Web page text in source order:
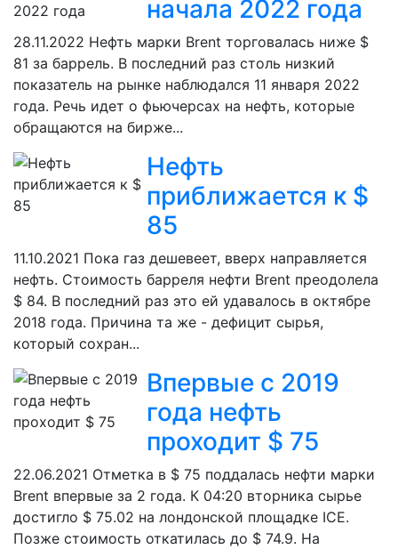
начала 2022 года
28.11.2022 Нефть марки Brent торговалась ниже $
81 за баррель. В последний раз столь низкий
показатель на рынке наблюдался 11 января 2022
года. Речь идет о фьючерсах на нефть, которые
обращаются на бирже...
Нефть
приближается к $
85
11.10.2021 Пока газ дешевеет, вверх направляется
нефть. Стоимость барреля нефти Brent преодолела
$ 84. В последний раз это ей удавалось в октябре
2018 года. Причина та же - дефицит сырья,
который сохран...
Впервые с 2019
года нефть
проходит $ 75
22.06.2021 Отметка в $ 75 поддалась нефти марки
Brent впервые за 2 года. К 04:20 вторника сырье
достигло $ 75.02 на лондонской площадке ICE.
Позже стоимость откатилась до $ 74.9. На